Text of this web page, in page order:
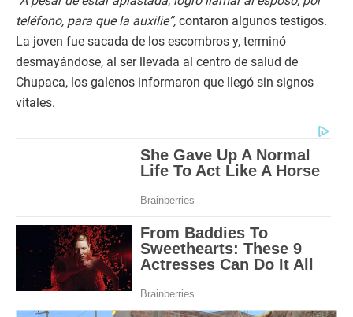
teléfono, para que la auxilie”, contaron algunos testigos.
La joven fue sacada de los escombros y, terminó
desmayándose, al ser llevada al centro de salud de
Chupaca, los galenos informaron que llegó sin signos
vitales.